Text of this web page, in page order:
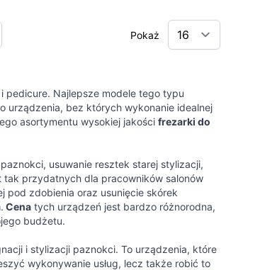
Pokaż
pedicure. Najlepsze modele tego typu
urządzenia, bez których wykonanie idealnej
asortymentu wysokiej jakości frezarki do
usuwanie resztek starej stylizacji,
tak przydatnych dla pracowników salonów
pod zdobienia oraz usunięcie skórek
. Cena tych urządzeń jest bardzo różnorodna,
budżetu.
i stylizacji paznokci. To urządzenia, które
wykonywanie usług, lecz także robić to